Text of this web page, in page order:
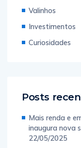
Valinhos
Investimentos
Curiosidades
Posts
Mais renda e
inaugura nova
22/05/2025